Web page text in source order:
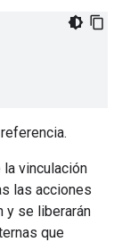
vinculación
las acciones
y se liberarán
que